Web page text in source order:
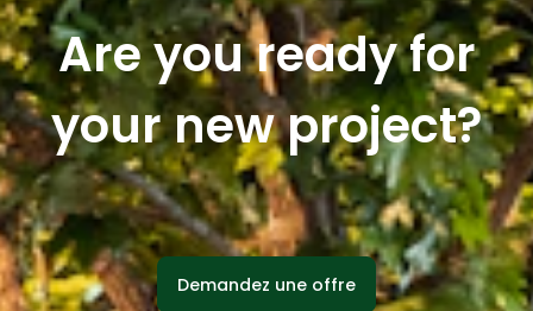
Are you ready for
your new project?
Demandez une offre